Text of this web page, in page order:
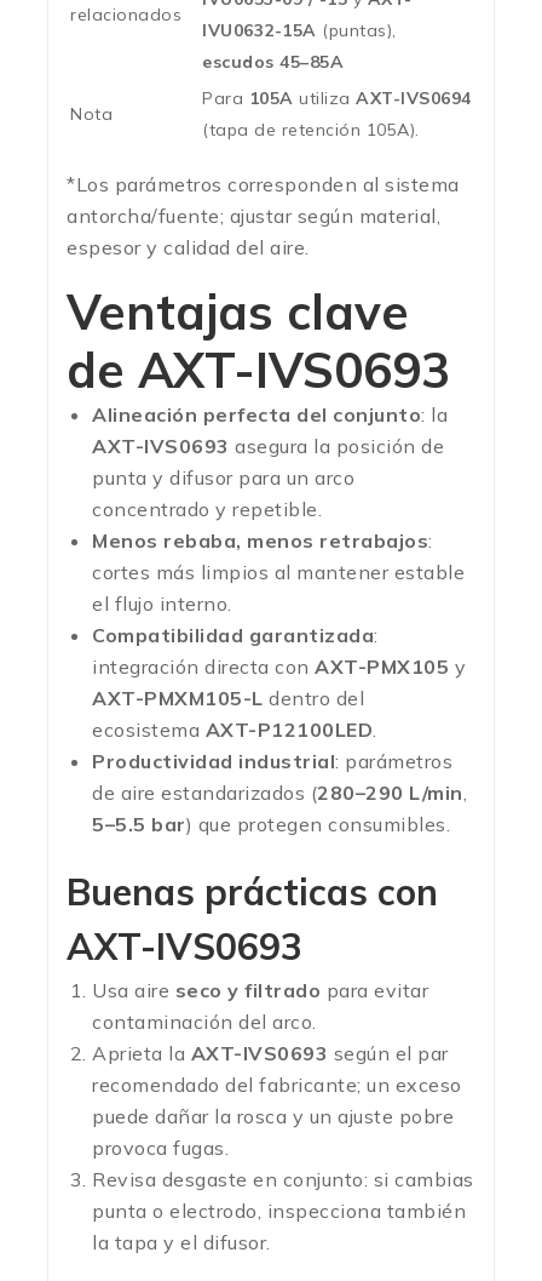
relacionados
IVU0632-15A (puntas),
escudos 45–85A
Nota
Para 105A utiliza AXT-IVS0694
(tapa de retención 105A).
*Los parámetros corresponden al sistema
antorcha/fuente; ajustar según material,
espesor y calidad del aire.
Ventajas clave
de AXT-IVS0693
Alineación perfecta del conjunto: la
AXT-IVS0693 asegura la posición de
punta y difusor para un arco
concentrado y repetible.
Menos rebaba, menos retrabajos:
cortes más limpios al mantener estable
el flujo interno.
Compatibilidad garantizada:
integración directa con AXT-PMX105 y
AXT-PMXM105-L dentro del
ecosistema AXT-P12100LED.
Productividad industrial: parámetros
de aire estandarizados (280–290 L/min,
5–5.5 bar) que protegen consumibles.
Buenas prácticas con
AXT-IVS0693
Usa aire seco y filtrado para evitar
contaminación del arco.
Aprieta la AXT-IVS0693 según el par
recomendado del fabricante; un exceso
puede dañar la rosca y un ajuste pobre
provoca fugas.
Revisa desgaste en conjunto: si cambias
punta o electrodo, inspecciona también
la tapa y el difusor.